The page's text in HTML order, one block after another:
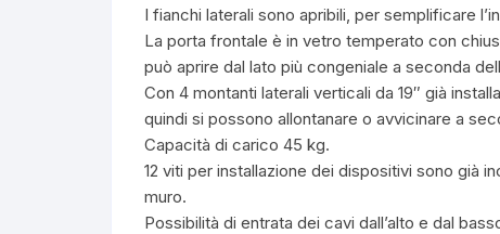
I fianchi laterali sono apribili, per semplificare
La porta frontale è in vetro temperato con
può aprire dal lato più congeniale a seconda
Con 4 montanti laterali verticali da 19″ già
quindi si possono allontanare o avvicinare a
Capacità di carico 45 kg.
12 viti per installazione dei dispositivi sono già
muro.
Possibilità di entrata dei cavi dall’alto e dal